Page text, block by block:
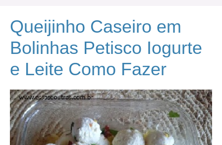
Queijinho Caseiro em
Bolinhas Petisco Iogurte
e Leite Como Fazer